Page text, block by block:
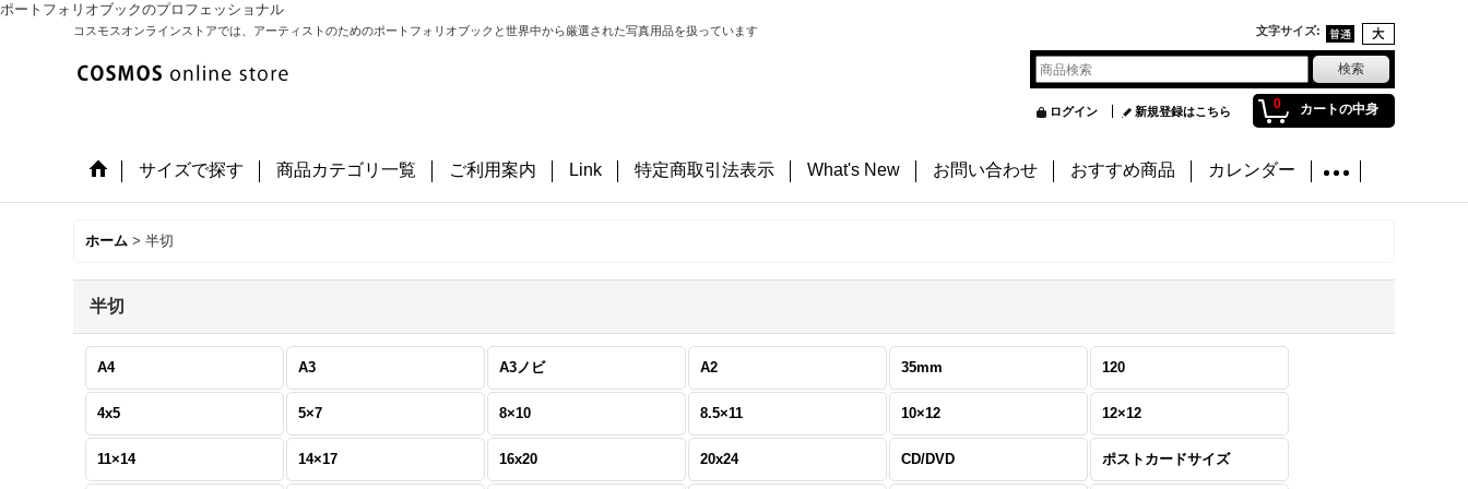
ポートフォリオブックのプロフェッショナル
コスモスオンラインストアでは、アーティストのためのポートフォリオブックと世界中から厳選された写真用品を扱っています 文字サイズ:
0 カートの中身
ログイン 新規登録はこちら
サイズで探す 商品カテゴリ一覧 ご利用案内 Link 特定商取引法表示 What's New お問い合わせ おすすめ商品 カレンダー
ホーム > 半切
半切
A4 A3 A3ノビ A2 35mm 120
4x5 5×7 8×10 8.5×11 10×12 12×12
11×14 14×17 16x20 20x24 CD/DVD ポストカードサイズ